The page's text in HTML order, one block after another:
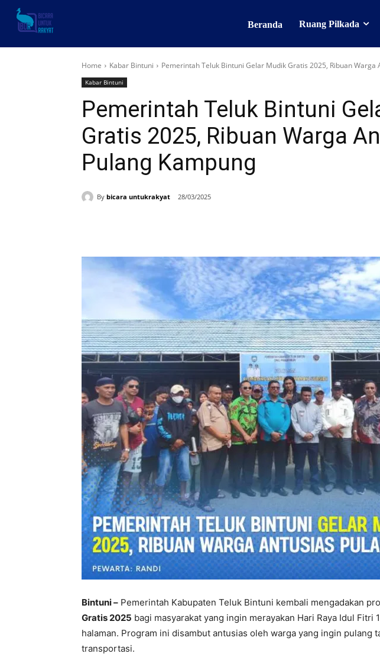
Beranda Ruang Pilkada
Home Kabar Bintuni Pemerintah Teluk Bintuni Gelar Mudik Gratis 2025, Ribuan Warga
Kabar Bintuni
Pemerintah Teluk Bintuni
Gratis 2025, Ribuan Warga
Pulang Kampung
By bicara untukrakyat 28/03/2025
Bintuni – Pemerintah Kabupaten Teluk Bintuni kembali mengadakan
Gratis 2025 bagi masyarakat yang ingin merayakan Hari Raya Idul Fitri
halaman. Program ini disambut antusias oleh warga yang ingin pulang
transportasi.